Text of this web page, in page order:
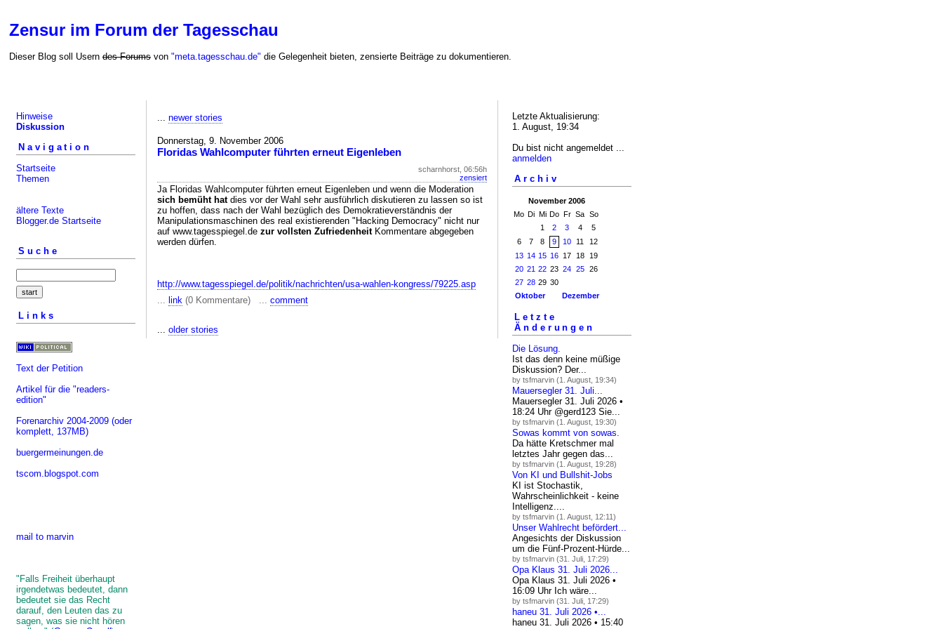
Zensur im Forum der Tagesschau
Dieser Blog soll Usern des Forums von "meta.tagesschau.de" die Gelegenheit bieten, zensierte Beiträge zu dokumentieren.
Hinweise
Diskussion
Navigation
Startseite
Themen
ältere Texte
Blogger.de Startseite
Suche
Links
Text der Petition
Artikel für die "readers-
edition"
Forenarchiv 2004-2009 (oder
komplett, 137MB)
buergermeinungen.de
tscom.blogspot.com
mail to marvin
"Falls Freiheit überhaupt
irgendetwas bedeutet, dann
bedeutet sie das Recht
darauf, den Leuten das zu
sagen, was sie nicht hören
... newer stories
Donnerstag, 9. November 2006
Floridas Wahlcomputer führten erneut Eigenleben
scharnhorst, 06:56h
zensiert
Ja Floridas Wahlcomputer führten erneut Eigenleben und wenn die Moderation
sich bemüht hatdies vor der Wahl sehr ausführlich diskutieren zu lassen so ist
zu hoffen, dass nach der Wahl bezüglich des Demokratieverständnis der
Manipulationsmaschinen des real existierenden "Hacking Democracy" nicht nur
auf www.tagesspiegel.de zur vollsten ZufriedenheitKommentare abgegeben
werden dürfen.
http://www.tagesspiegel.de/politik/nachrichten/usa-wahlen-kongress/79225.asp
... link (0 Kommentare) ... comment
... older stories
Letzte Aktualisierung:
1. August, 19:34
Du bist nicht angemeldet ...
anmelden
Archiv
November 2006
Mo Di Mi Do Fr Sa So
1
2 3 4
5
6
7 8 9 10 11
12
13 14 15 16 17 18
19
20 21 22 23 24 25
26
27 28 29 30
Oktober
Dezember
Letzte
Änderungen
Die Lösung.
Ist das denn keine müßige
Diskussion? Der...
by tsfmarvin (1. August, 19:34)
Mauersegler 31. Juli...
Mauersegler 31. Juli 2026 •
18:24 Uhr @gerd123 Sie...
by tsfmarvin (1. August, 19:30)
Sowas kommt von sowas.
Da hätte Kretschmer mal
letztes Jahr gegen das...
by tsfmarvin (1. August, 19:28)
Von KI und Bullshit-Jobs
KI ist Stochastik,
Wahrscheinlichkeit - keine
Intelligenz....
by tsfmarvin (1. August, 12:11)
Unser Wahlrecht befördert...
Angesichts der Diskussion
um die Fünf-Prozent-Hürde...
by tsfmarvin (31. Juli, 17:29)
Opa Klaus 31. Juli 2026...
Opa Klaus 31. Juli 2026 •
16:09 Uhr Ich wäre...
by tsfmarvin (31. Juli, 17:29)
haneu 31. Juli 2026 •...
haneu 31. Juli 2026 • 15:40